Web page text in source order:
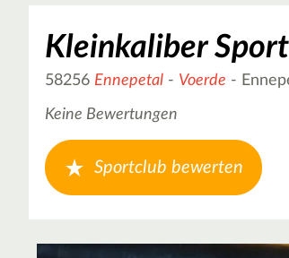
Kleinkaliber
58256 Ennepetal - Voerde -
Keine Bewertungen
Sportclub bewerten